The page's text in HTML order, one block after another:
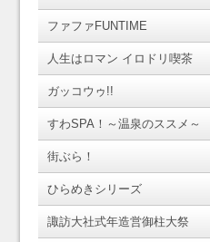
ファファFUNTIME
人生はロマン イロドリ喫茶
ガッコウゥ!!
すわSPA！～温泉のススメ～
街ぶら！
ひらめきシリーズ
諏訪大社式年造営御柱大祭